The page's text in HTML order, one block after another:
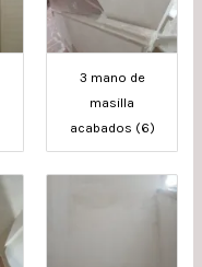
3 mano de
masilla
acabados (6)